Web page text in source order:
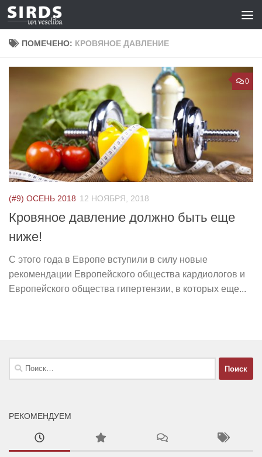
Перейти к содержимому
ПОМЕЧЕНО: КРОВЯНОЕ ДАВЛЕНИЕ
0
(#9) ОСЕНЬ 2018 12 НОЯБРЯ, 2018
Кровяное давление должно быть еще
ниже!
С этого года в Европе вступили в силу новые
рекомендации Европейского общества кардиологов и
Европейского общества гипертензии, в которых еще...
Найти:
РЕКОМЕНДУЕМ